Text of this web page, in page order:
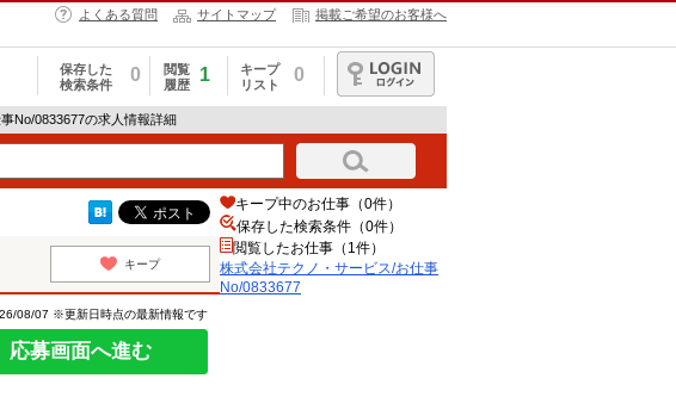
よくある質問 サイトマップ 掲載ご希望のお客様へ
保存した
検索条件
0
閲覧
履歴
1
キープ
リスト
0
ログイン
No/0833677の求人情報詳細
キープ
08/07 ※更新日時点の最新情報です
応募画面へ進む
キープ中のお仕事（0件）
保存した検索条件（0件）
閲覧したお仕事（1件）
株式会社テクノ・サービス/お仕事
No/0833677